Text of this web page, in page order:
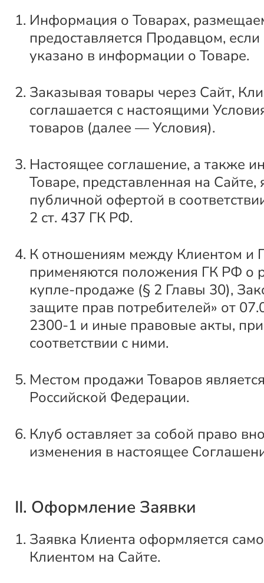
Информация о Товарах,
предоставляется Продавцом,
указано в информации о Товаре.
Заказывая товары через Сайт,
соглашается с настоящими
товаров (далее — Условия).
Настоящее соглашение, а также
Товаре, представленная на Сайте,
публичной офертой в
2 ст. 437 ГК РФ.
К отношениям между Клиентом и
применяются положения ГК РФ о
купле-продаже (§ 2 Главы 30),
защите прав потребителей» от
2300-1 и иные правовые акты,
соответствии с ними.
Местом продажи Товаров
Российской Федерации.
Клуб оставляет за собой право
изменения в настоящее
II. Оформление Заявки
Заявка Клиента оформляется
Клиентом на Сайте.